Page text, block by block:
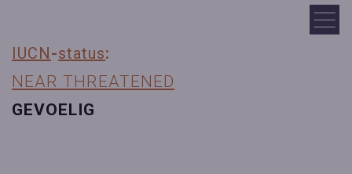
IUCN-status:
NEAR THREATENED
GEVOELIG